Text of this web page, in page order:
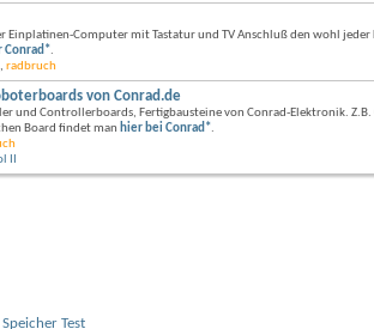
Einplatinen-Computer mit Tastatur und TV Anschluß den wohl
Conrad*.
, radbruch
von Conrad.de
und Controllerboards, Fertigbausteine von Conrad-Elektronik.
Board findet man hier bei Conrad*.
II